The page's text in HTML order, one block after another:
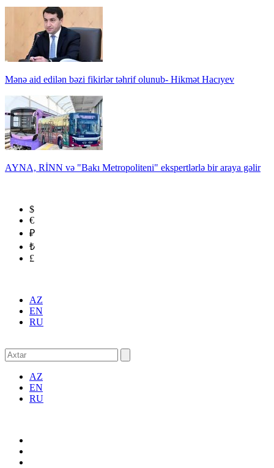
Mənə aid edilən bəzi fikirlər təhrif olunub- Hikmət Hacıyev
AYNA, RİNN və "Bakı Metropoliteni" ekspertlərlə bir araya gəlir
$
€
₽
₺
£
AZ
EN
RU
AZ
EN
RU